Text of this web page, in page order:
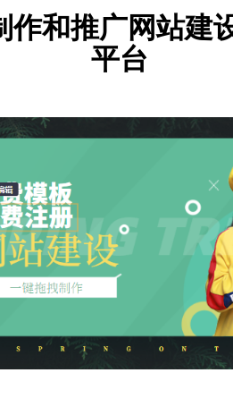
作和推广网站建
平台